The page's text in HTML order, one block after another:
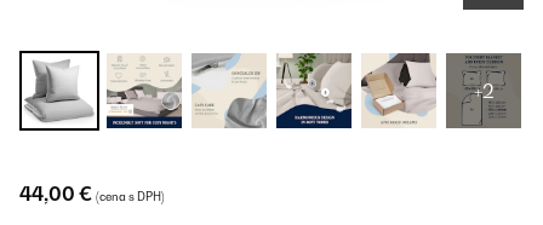
+2
44,00 € (cena s DPH)